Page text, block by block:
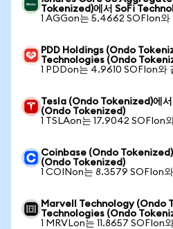
Tokenized)에서 SoFi
1 AGGon는 5.4662 SOFIon와
PDD Holdings (Ondo
Technologies (Ondo
1 PDDon는 4.9610 SOFIon와
Tesla (Ondo Tokenized)에
(Ondo Tokenized)
1 TSLAon는 17.9042 SOFIon
Coinbase (Ondo
(Ondo Tokenized)
1 COINon는 8.3579 SOFIon
Marvell Technology (Ondo
Technologies (Ondo
1 MRVLon는 11.8657 SOFIon